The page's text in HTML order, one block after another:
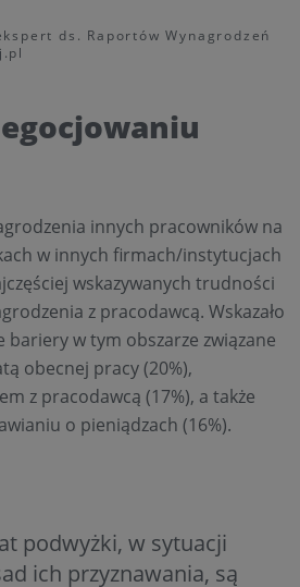
ds. Raportów Wynagrodzeń
innych pracowników na
w innych firmach/instytucjach
wskazywanych trudności
z pracodawcą. Wskazało
bariery w tym obszarze związane
obecnej pracy (20%),
z pracodawcą (17%), a także
o pieniądzach (16%).
podwyżki, w sytuacji
ich przyznawania, są